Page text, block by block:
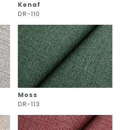
Kenaf
DR-110
Moss
DR-113